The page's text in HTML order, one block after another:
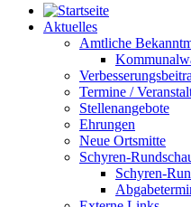
Aktuelles
Amtliche
Termine /
Stellenangebote
Ehrungen
Neue Ortsmitte
Schyren-
Schyren-